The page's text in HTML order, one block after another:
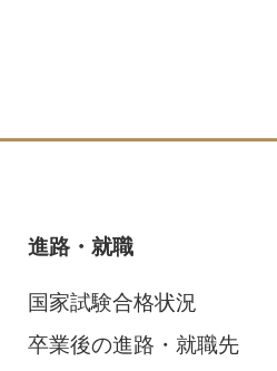
進路・就職
国家試験合格状況
卒業後の進路・就職先